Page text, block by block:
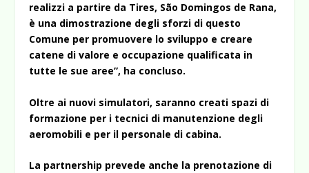
realizzi a partire da Tires, São Domingos de Rana,
è una dimostrazione degli sforzi di questo
Comune per promuovere lo sviluppo e creare
catene di valore e occupazione qualificata in
tutte le sue aree”, ha concluso.
Oltre ai nuovi simulatori, saranno creati spazi di
formazione per i tecnici di manutenzione degli
aeromobili e per il personale di cabina.
La partnership prevede anche la prenotazione di